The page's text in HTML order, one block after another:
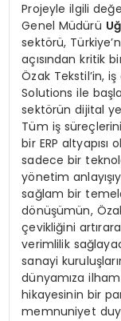
Projeyle ilgili
Genel Müdürü
sektörü,
açısından kritik
Özak Tekstil’in, iş
Solutions ile
sektörün dijital
Tüm iş
bir ERP altyapısı
sadece bir
yönetim
sağlam bir
dönüşümün,
çevikliğini
verimlilik
sanayi
dünyamıza
hikayesinin bir
memnuniyet